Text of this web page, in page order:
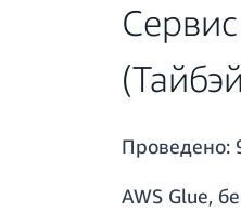
Проведено:
AWS Glue,